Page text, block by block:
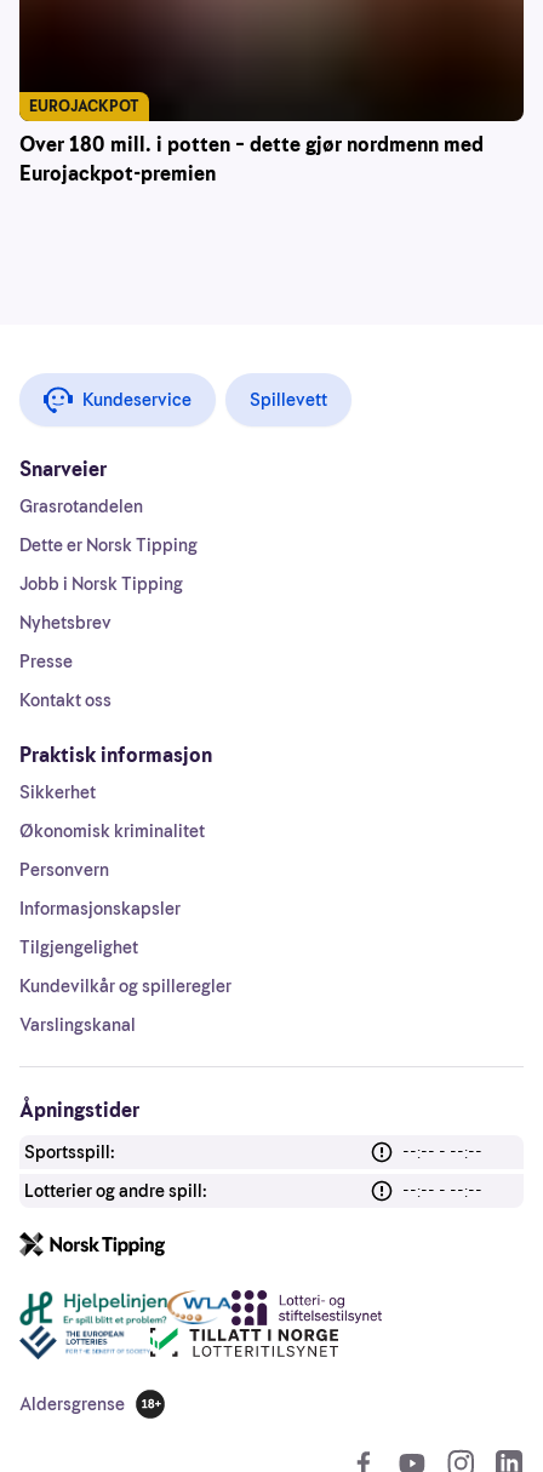
Over 180 mill. i potten – dette gjør nordmenn med
Eurojackpot-premien
EUROJACKPOT
Kundeservice Spillevett
Snarveier
Grasrotandelen
Dette er Norsk Tipping
Jobb i Norsk Tipping
Nyhetsbrev
Presse
Kontakt oss
Praktisk informasjon
Sikkerhet
Økonomisk kriminalitet
Personvern
Informasjonskapsler
Tilgjengelighet
Kundevilkår og spilleregler
Varslingskanal
Åpningstider
Sportsspill:
--:-- - --:--
Lotterier og andre spill:
--:-- - --:--
Andre lenker
Aldersgrense
18 år